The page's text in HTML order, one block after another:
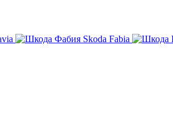
Skoda Fabia